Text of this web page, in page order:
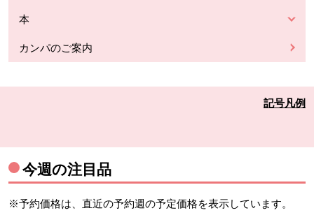
本
カンパのご案内
記号凡例
今週の注目品
※予約価格は、直近の予約週の予定価格を表示しています。